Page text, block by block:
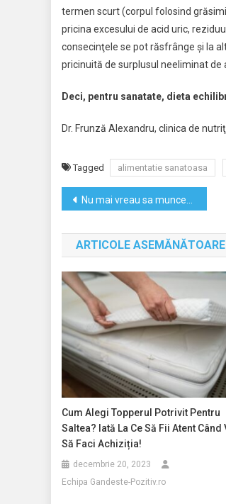
termen scurt (corpul folosind
pricina excesului de acid uric,
consecinţele se pot răsfrânge şi la
pricinuită de surplusul neeliminat de
Deci, pentru sanatate, dieta
Dr. Frunză Alexandru, clinica de
Tagged alimentatie sanatoasa
Navigare
în
articole
Nu mai vreau sa muncesc !!!
ARTICOLE ASEMĂNĂTOARE
Cum Alegi Topperul Potrivit Pentru
Saltea? Iată La Ce Să Fii Atent Când
Să Faci Achiziția!
decembrie 20, 2023
Echipa Gandeste-Pozitiv.ro